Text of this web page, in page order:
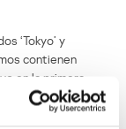
‘Tokyo’ y
contienen
en la primera
funcional
interesantes,